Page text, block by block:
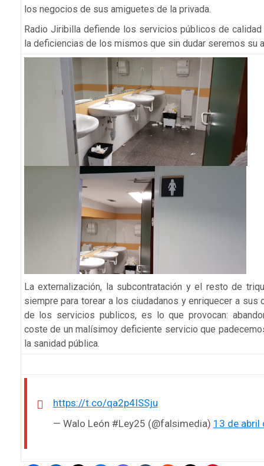
los negocios de sus amiguetes de la privada.
Radio Jiribilla defiende los servicios públicos de calidad
la deficiencias de los mismos que sin dudar seremos su
La externalización, la subcontratación y el resto de
siempre para torear a los ciudadanos y enriquecer a sus
de los servicios publicos, es lo que provocan:
coste de un malísimoy deficiente servicio que
la sanidad pública.
https://t.co/qa2p4ISSju
— Walo León #Ley25 (@falsimedia) 13 de abril